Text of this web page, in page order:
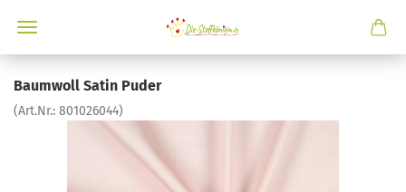
Baumwoll Satin Puder
(Art.Nr.: 801026044)